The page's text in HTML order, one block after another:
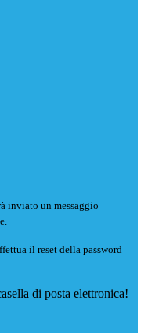
inviato un messaggio
il reset della password
di posta elettronica!